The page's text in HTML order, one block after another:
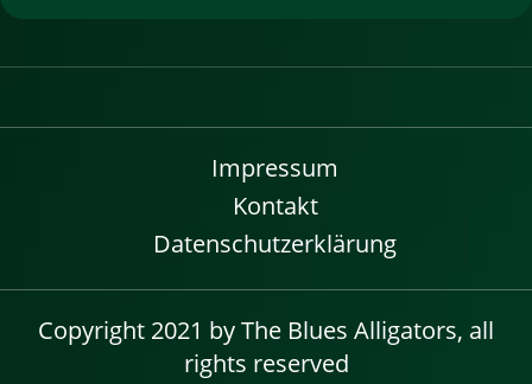
Impressum
Kontakt
Datenschutzerklärung
Copyright 2021 by The Blues Alligators, all
rights reserved